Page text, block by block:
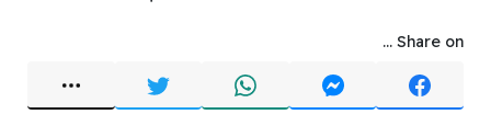
Share on ...